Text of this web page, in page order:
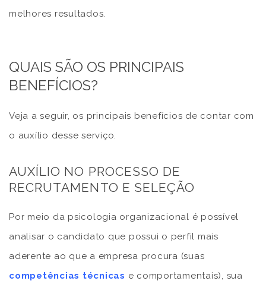
melhores resultados.
QUAIS SÃO OS PRINCIPAIS
BENEFÍCIOS?
Veja a seguir, os principais benefícios de contar com
o auxílio desse serviço.
AUXÍLIO NO PROCESSO DE
RECRUTAMENTO E SELEÇÃO
Por meio da psicologia organizacional é possível
analisar o candidato que possui o perfil mais
aderente ao que a empresa procura (suas
competências técnicas e comportamentais), sua